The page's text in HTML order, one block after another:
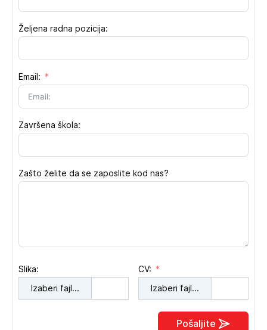
Željena radna pozicija:
Email:
Završena škola:
Zašto želite da se zaposlite kod nas?
Slika:
Izaberi fajl...
CV:
Izaberi fajl...
Pošaljite